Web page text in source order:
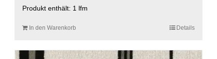
Produkt enthält: 1 lfm
In den Warenkorb Details